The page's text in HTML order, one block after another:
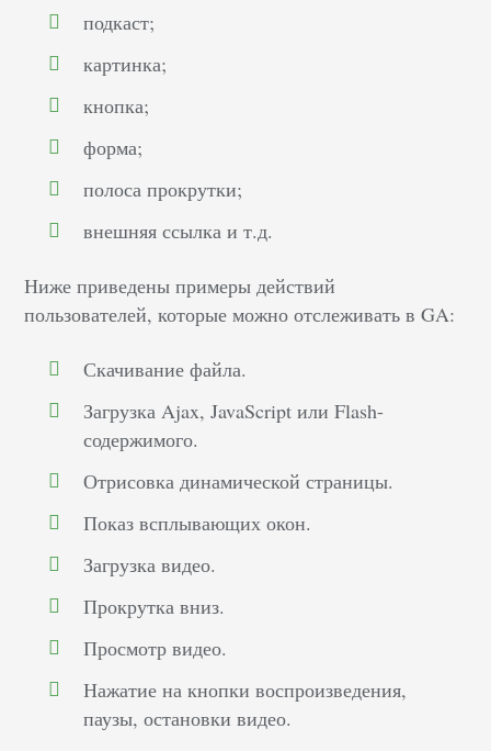
подкаст;
картинка;
кнопка;
форма;
полоса прокрутки;
внешняя ссылка и т.д.
Ниже приведены примеры действий
пользователей, которые можно отслеживать в GA:
Скачивание файла.
Загрузка Ajax, JavaScript или Flash-
содержимого.
Отрисовка динамической страницы.
Показ всплывающих окон.
Загрузка видео.
Прокрутка вниз.
Просмотр видео.
Нажатие на кнопки воспроизведения,
паузы, остановки видео.